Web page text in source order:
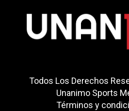
Todos Los Derechos
Unanimo Sports
Términos y